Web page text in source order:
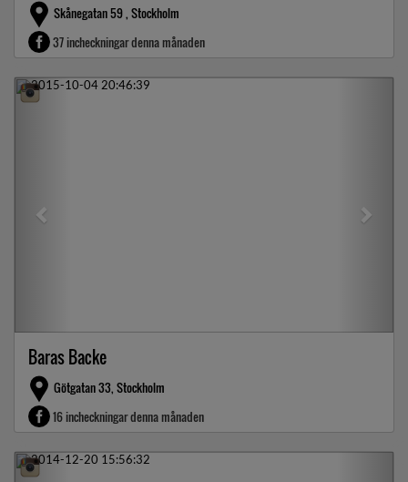
Skånegatan 59 , Stockholm
37 incheckningar denna månaden
Previous
Baras Backe
Götgatan 33, Stockholm
16 incheckningar denna månaden
Previous